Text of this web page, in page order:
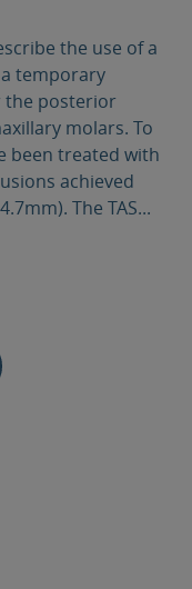
the use of a
a temporary
the posterior
molars. To
been treated with
achieved
The TAS...